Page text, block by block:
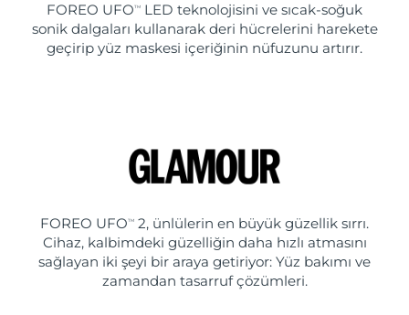
FOREO UFO TM
LED teknolojisini ve sıcak-soğuk
sonik dalgaları kullanarak deri hücrelerini harekete
geçirip yüz maskesi içeriğinin nüfuzunu artırır.
FOREO UFO TM
2, ünlülerin en büyük güzellik sırrı.
Cihaz, kalbimdeki güzelliğin daha hızlı atmasını
sağlayan iki şeyi bir araya getiriyor: Yüz bakımı ve
zamandan tasarruf çözümleri.